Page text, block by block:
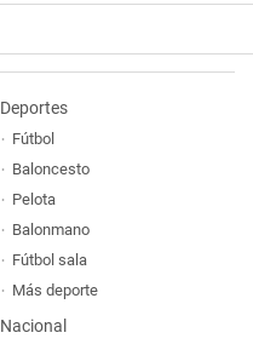
Deportes
Fútbol
Baloncesto
Pelota
Balonmano
Fútbol sala
Más deporte
Nacional